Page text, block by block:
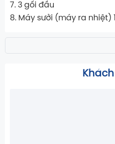
7. 3 gối đầu
8. Máy sưởi (máy ra nhiệt)